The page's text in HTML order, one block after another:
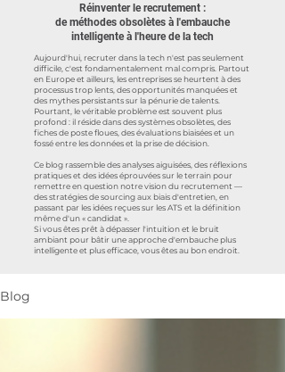
Réinventer le recrutement :
de méthodes obsolètes à l'embauche
intelligente à l'heure de la tech
Aujourd'hui, recruter dans la tech n'est pas seulement
difficile, c'est fondamentalement mal compris. Partout
en Europe et ailleurs, les entreprises se heurtent à des
processus trop lents, des opportunités manquées et
des mythes persistants sur la pénurie de talents.
Pourtant, le véritable problème est souvent plus
profond : il réside dans des systèmes obsolètes, des
fiches de poste floues, des évaluations biaisées et un
fossé entre les données et la prise de décision.
Ce blog rassemble des analyses aiguisées, des réflexions
pratiques et des idées éprouvées sur le terrain pour
remettre en question notre vision du recrutement —
des stratégies de sourcing aux biais d'entretien, en
passant par les idées reçues sur les ATS et la définition
même d'un « candidat ».
Si vous êtes prêt à dépasser l'intuition et le bruit
ambiant pour bâtir une approche d'embauche plus
intelligente et plus efficace, vous êtes au bon endroit.
Blog